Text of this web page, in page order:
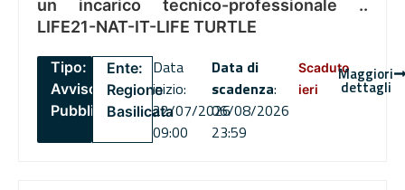
un incarico tecnico-professionale ..
LIFE21-NAT-IT-LIFE TURTLE
Tipo:
Avviso
Pubblico
Ente:
Regione
Basilicata
Data
inizio:
22/07/2026
09:00
Data di
scadenza:
06/08/2026
23:59
Scaduto
ieri
Maggiori
dettagli